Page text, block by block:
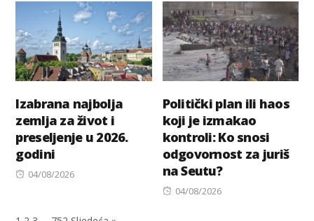
Izabrana najbolja
zemlja za život i
preseljenje u 2026.
godini
Posted
04/08/2026
Politički plan ili haos
koji je izmakao
kontroli: Ko snosi
odgovornost za juriš
na Seutu?
Posted
04/08/2026